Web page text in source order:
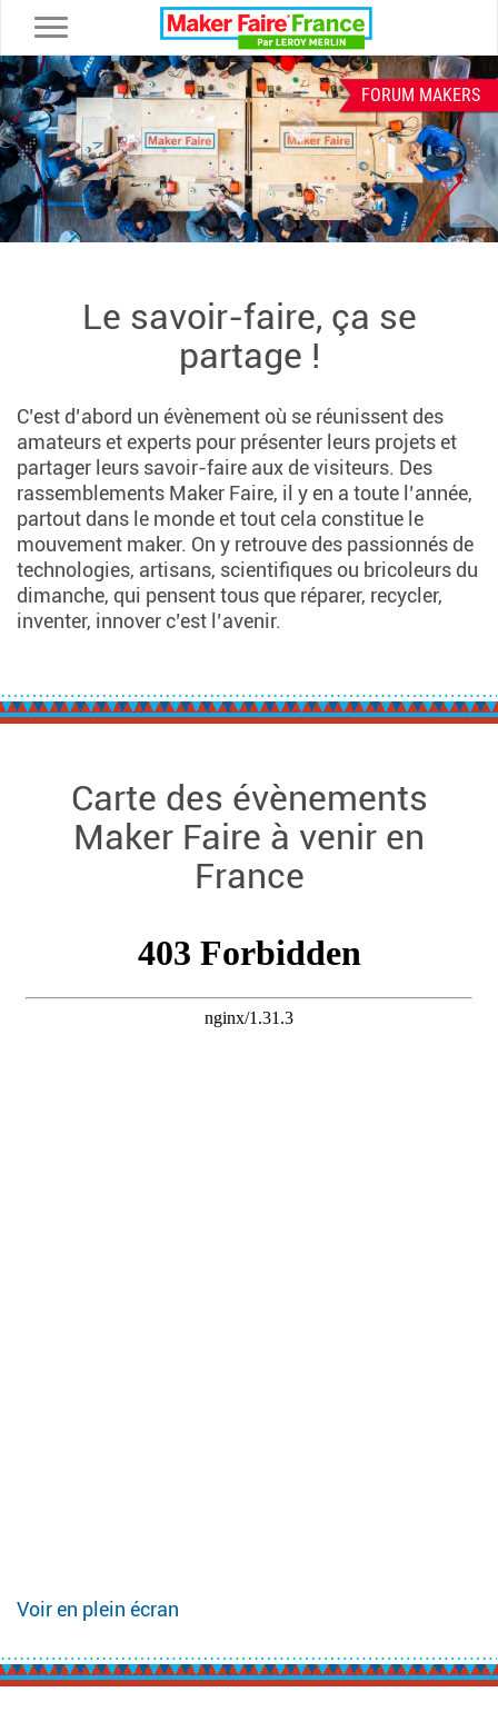
Toggle navigation
Previous
Le savoir-faire, ça se
partage !
C’est d’abord un évènement où se réunissent des
amateurs et experts pour présenter leurs projets et
partager leurs savoir-faire aux de visiteurs. Des
rassemblements Maker Faire, il y en a toute l’année,
partout dans le monde et tout cela constitue le
mouvement maker. On y retrouve des passionnés de
technologies, artisans, scientifiques ou bricoleurs du
dimanche, qui pensent tous que réparer, recycler,
inventer, innover c’est l’avenir.
Carte des évènements
Maker Faire à venir en
France
Voir en plein écran
FORUM MAKERS